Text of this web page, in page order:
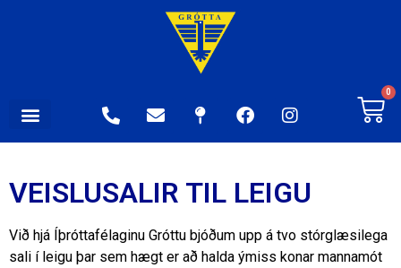
0
VEISLUSALIR TIL LEIGU
Við hjá Íþróttafélaginu Gróttu bjóðum upp á tvo stórglæsilega
sali í leigu þar sem hægt er að halda ýmiss konar mannamót